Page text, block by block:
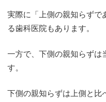
実際に「上側の親知らずで
る歯科医院もあります。
一方で、下側の親知らずは
す。
下側の親知らずは上側と比